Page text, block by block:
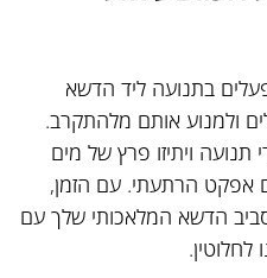
בתנועה ליד הדשא
ולמנוע אותם מלהתקרב.
תנועה ויתיזו פרץ של מים
אפקט הרתעתי. עם הזמן,
הדשא המלאכותי שלך עם